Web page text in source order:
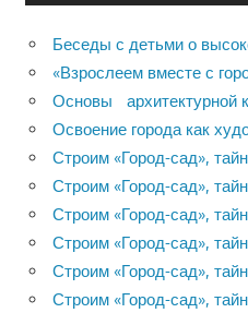
Беседы с детьми о
«Взрослеем вместе с
Основы архитектурной
Освоение города как
Строим «Город-сад»,
Строим «Город-сад»,
Строим «Город-сад»,
Строим «Город-сад»,
Строим «Город-сад»,
Строим «Город-сад»,